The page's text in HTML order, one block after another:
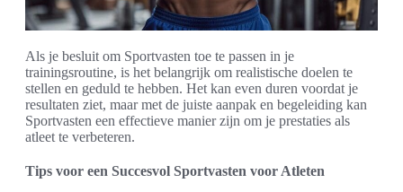
Als je besluit om Sportvasten toe te passen in je
trainingsroutine, is het belangrijk om realistische doelen te
stellen en geduld te hebben. Het kan even duren voordat je
resultaten ziet, maar met de juiste aanpak en begeleiding kan
Sportvasten een effectieve manier zijn om je prestaties als
atleet te verbeteren.
Tips voor een Succesvol Sportvasten voor Atleten